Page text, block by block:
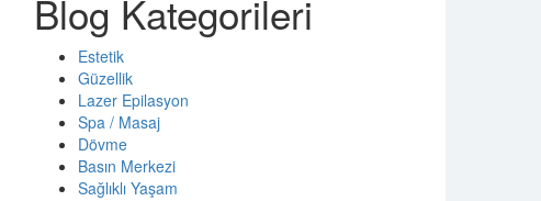
Blog Kategorileri
Estetik
Güzellik
Lazer Epilasyon
Spa / Masaj
Dövme
Basın Merkezi
Sağlıklı Yaşam